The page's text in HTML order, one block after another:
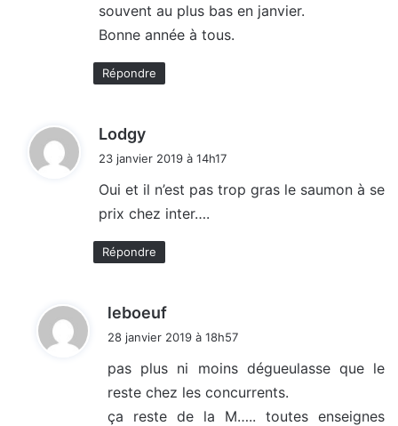
:
souvent au plus bas en janvier.
Bonne année à tous.
Répondre
Lodgy
:
23 janvier 2019 à 14h17
Oui et il n’est pas trop gras le saumon à se
prix chez inter….
Répondre
leboeuf
:
28 janvier 2019 à 18h57
pas plus ni moins dégueulasse que le
reste chez les concurrents.
ça reste de la M….. toutes enseignes